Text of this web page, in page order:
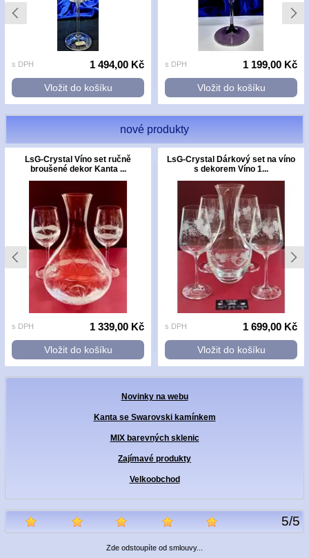
Novinky na webu
Kanta se Swarovski kamínkem
MIX barevných sklenic
Zajímavé produkty
Velkoobchod
5/5
Zde odstoupíte od smlouvy...
s DPH 1 494,00 Kč
Vložit do košíku
s DPH 1 199,00 Kč
Vložit do košíku
nové produkty
LsG-Crystal Víno set ručně
broušené dekor Kanta ...
s DPH 1 339,00 Kč
Vložit do košíku
LsG-Crystal Dárkový set na víno
s dekorem Víno 1...
s DPH 1 699,00 Kč
Vložit do košíku